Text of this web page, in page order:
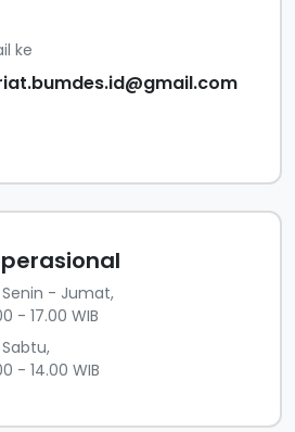
ke
- Jumat,
- 17.00 WIB
- 14.00 WIB